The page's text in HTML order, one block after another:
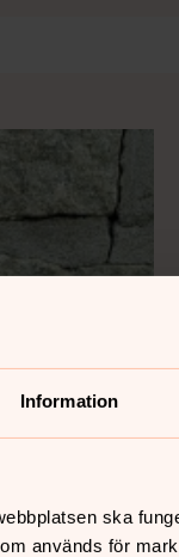
Information
ska
används för